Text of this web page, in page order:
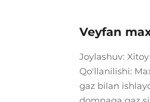
Veyfan
Joylashuv:
Qo'llanilishi:
gaz bilan